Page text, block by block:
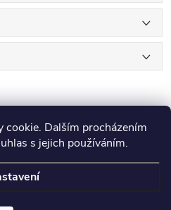
cookie. Dalším procházením
s jejich používáním.